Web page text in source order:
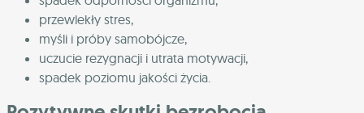
przewlekły stres,
myśli i próby samobójcze,
uczucie rezygnacji i utrata motywacji,
spadek poziomu jakości życia.